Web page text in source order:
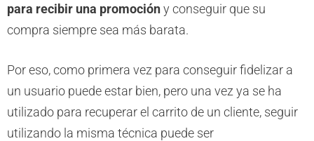
para recibir una promocióny conseguir que su
compra siempre sea más barata.
Por eso, como primera vez para conseguir fidelizar a
un usuario puede estar bien, pero una vez ya se ha
utilizado para recuperar el carrito de un cliente, seguir
utilizando la misma técnica puede ser